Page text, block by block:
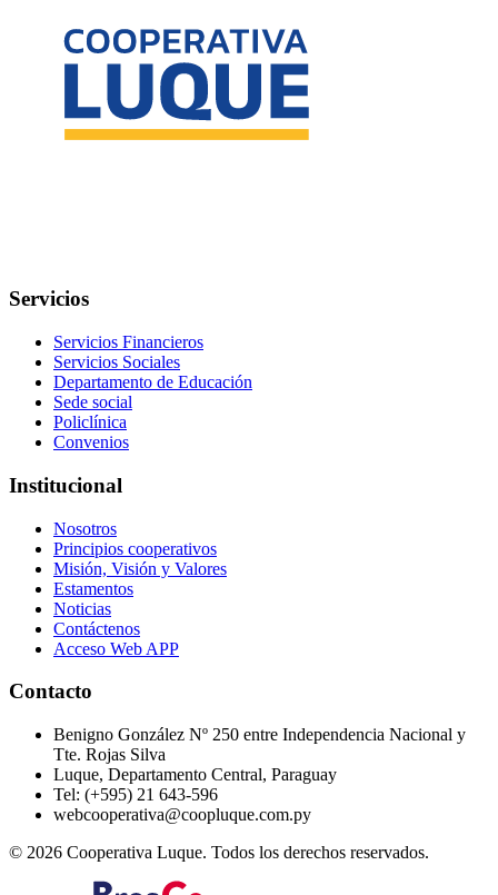
Servicios
Servicios Financieros
Servicios Sociales
Departamento de Educación
Sede social
Policlínica
Convenios
Institucional
Nosotros
Principios cooperativos
Misión, Visión y Valores
Estamentos
Noticias
Contáctenos
Acceso Web APP
Contacto
Benigno González Nº 250 entre Independencia Nacional y
Tte. Rojas Silva
Luque, Departamento Central, Paraguay
Tel: (+595) 21 643-596
webcooperativa@coopluque.com.py
© 2026 Cooperativa Luque. Todos los derechos reservados.